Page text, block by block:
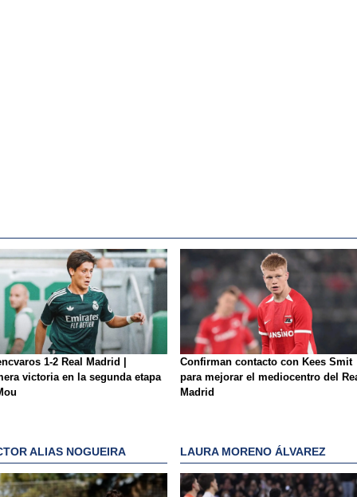
1-2 Real Madrid |
victoria en la segunda etapa
Confirman contacto con Kees Smit
para mejorar el mediocentro del
Madrid
ALIAS NOGUEIRA LAURA MORENO ÁLVAREZ